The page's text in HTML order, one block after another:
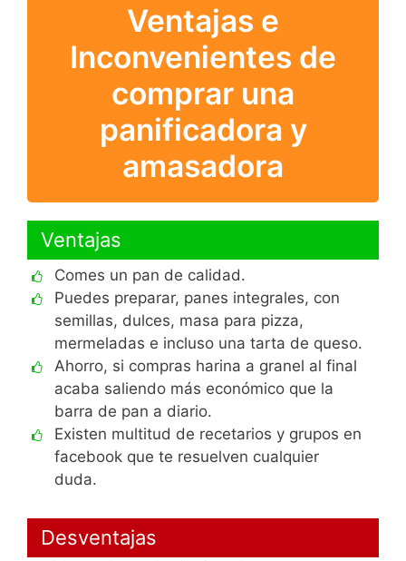
Ventajas e
Inconvenientes de
comprar una
panificadora y
amasadora
Ventajas
Comes un pan de calidad.
Puedes preparar, panes integrales, con
semillas, dulces, masa para pizza,
mermeladas e incluso una tarta de queso.
Ahorro, si compras harina a granel al final
acaba saliendo más económico que la
barra de pan a diario.
Existen multitud de recetarios y grupos en
facebook que te resuelven cualquier
duda.
Desventajas